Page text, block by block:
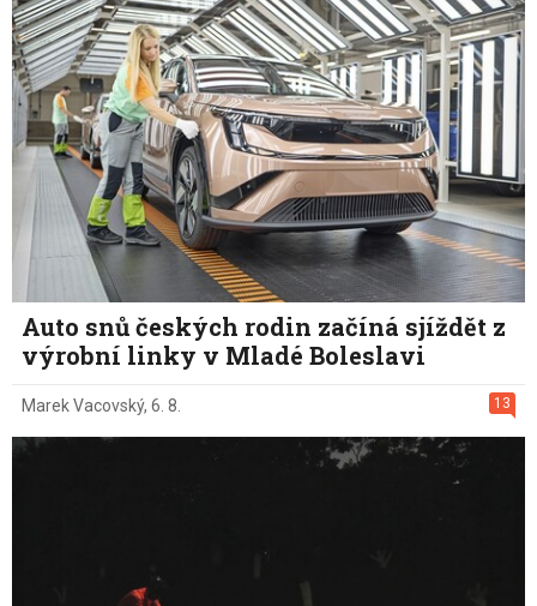
Auto snů českých rodin začíná sjíždět z
výrobní linky v Mladé Boleslavi
13
Marek Vacovský, 6. 8.